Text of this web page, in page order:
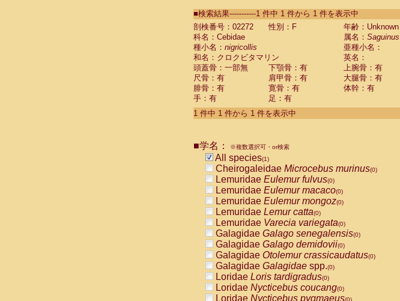
CebidaeSaguinus labiatus(0)
Cebidae Saguinus leucopus (0)
Cebidae
CebidaeSaguinus mystax
CebidaeSaguinus nigricollis (1)
Cebidae Saguinus oedipus
Cebidae Saguinus weddelli
Cebidae Saguinusspp.
Cebidae Aotus trivirgatus
Cebidae Cebus albifrons
CebidaeCebus nigrivittatus
CebidaeCebus
CebidaeSaimiri boliviensis(0)
CebidaeSaimiri sciureus(0)
AtelidaeAlouatta caraya(0)
AtelidaeAlouatta fusca(0)
AtelidaeAlouatta seniculus
AtelidaeAlouattaspp.(0)
AtelidaeAteles belzebuth(0)
AtelidaeAteles geoffroyi(0)
AtelidaeAteles paniscus(0)
AtelidaeAtelesspp.(0)
Atelidae Lagothrix lagothricha
AtelidaeLagothrix lagothricha cana
PitheciidaeCacajao calvus rubicundus
■検索結果-----------1 件中 1 件から 1 件を表示中
剖検番号：02272
性別：F
年齢：Unknown
科名：Cebidae
属名： Saguinus
種小名： nigricollis
亜種小名：
和名：クロクビタマリン
英名：
頭蓋骨：一部無
下顎骨：有 上腕骨：有
尺骨：有
肩甲骨：有 大腿骨：有
腓骨：有
寛骨：有
体幹：有
手：有
足：有
1 件中 1 件から 1 件を表示中
■学名： ※複数選択可・or検索
All species(1)
Cheirogaleidae Microcebus murinus(0)
Lemuridae Eulemur fulvus(0)
Lemuridae Eulemur macaco(0)
Lemuridae Eulemur mongoz(0)
Lemuridae Lemur catta(0)
Lemuridae Varecia variegata(0)
Galagidae Galago senegalensis(0)
Galagidae Galago demidovii(0)
Galagidae Otolemur crassicaudatus(0)
Galagidae Galagidae spp.(0)
Loridae Loris tardigradus(0)
Loridae Nycticebus coucang(0)
Loridae Nycticebus pygmaeus(0)